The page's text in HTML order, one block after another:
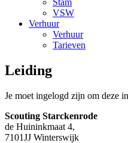
Stam
VSW
Verhuur
Verhuur
Tarieven
Leiding
Je moet ingelogd zijn om deze
Scouting ​Starckenrode
de Huininkmaat 4,
7101JJ Winterswijk